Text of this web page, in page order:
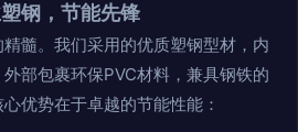
钢，节能先锋
髓。我们采用的优质塑钢型材，内
部包裹环保PVC材料，兼具钢铁的
优势在于卓越的节能性能：